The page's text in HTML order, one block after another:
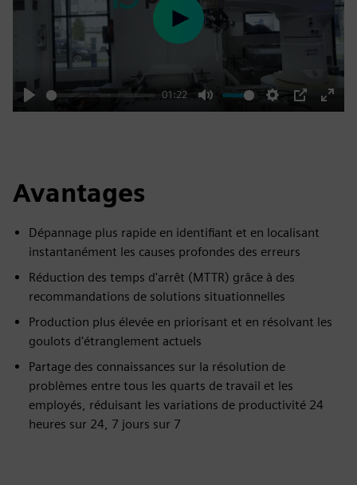
Play
01:22
Mute Settings
PIP
Enter
Play
Avantages
Dépannage plus rapide en identifiant et en localisant
instantanément les causes profondes des erreurs
Réduction des temps d'arrêt (MTTR) grâce à des
recommandations de solutions situationnelles
Production plus élevée en priorisant et en résolvant les
goulots d'étranglement actuels
Partage des connaissances sur la résolution de
problèmes entre tous les quarts de travail et les
employés, réduisant les variations de productivité 24
heures sur 24, 7 jours sur 7